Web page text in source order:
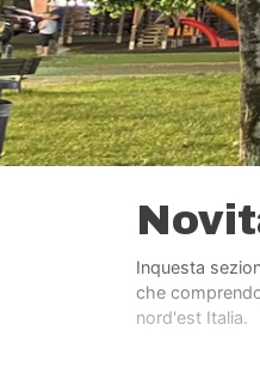
Inquesta
che
nord'est Italia.